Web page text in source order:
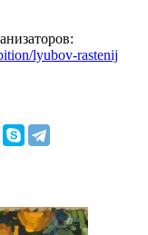
lyubov-rastenij